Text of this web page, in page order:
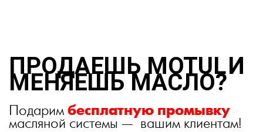
ПРОДАЕШЬ MOTULИ
МЕНЯЕШЬ МАСЛО?
Подарим бесплатную промывку
масляной системы — вашим клиентам!